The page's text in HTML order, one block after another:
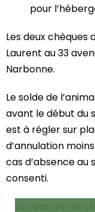
pour
Les deux
Laurent au 33
Narbonne.
Le solde de
avant le début du
est à régler sur
d’annulation
cas d’absence au
consenti.